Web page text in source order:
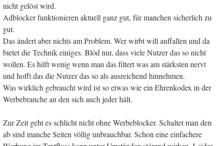
nicht gelöst wird.
Adblocker funktionieren aktuell ganz gut, für manchen sicherlich zu
gut.
Das ändert aber nichts am Problem. Wer wirbt will auffallen und da
bietet die Technik einiges. Blöd nur, dass viele Nutzer das so nicht
wollen. Es hilft wenig wenn man das filtert was am stärksten nervt
und hofft das die Nutzer das so als ausreichend hinnehmen.
Was wirklich gebraucht wird ist so etwas wie ein Ehrenkodex in der
Werbebranche an den sich auch jeder hält.
Zur Zeit geht es schlicht nicht ohne Werbeblocker. Schaltet man den
ab sind manche Seiten völlig unbrauchbar. Schon eine einfachere